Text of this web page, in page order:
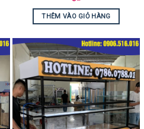
THÊM VÀO GIỎ HÀNG